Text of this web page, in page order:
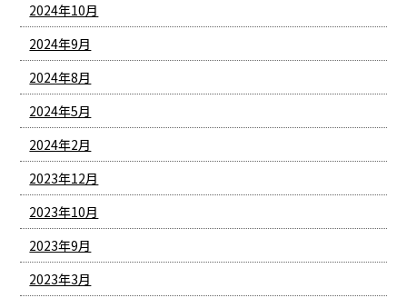
2024年10月
2024年9月
2024年8月
2024年5月
2024年2月
2023年12月
2023年10月
2023年9月
2023年3月